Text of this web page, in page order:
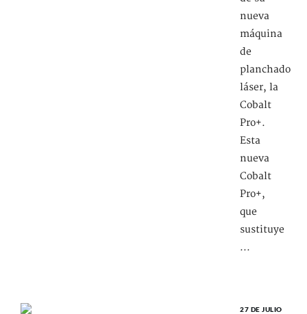
nueva
máquina
de
planchado
láser, la
Cobalt
Pro+.
Esta
nueva
Cobalt
Pro+,
que
sustituye
...
27 DE JULIO